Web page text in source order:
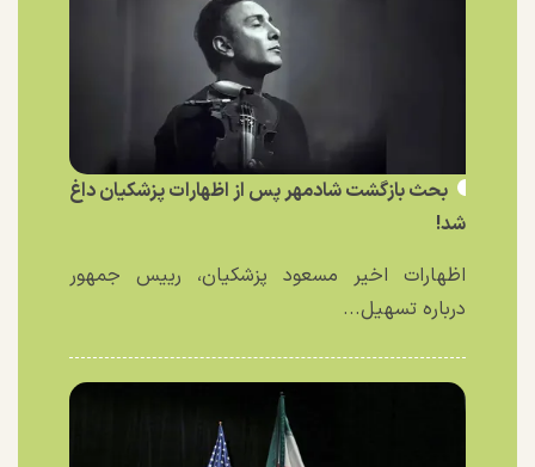
بحث بازگشت شادمهر پس از اظهارات پزشکیان داغ
شد!
اظهارات اخیر مسعود پزشکیان، رییس جمهور
درباره تسهیل...